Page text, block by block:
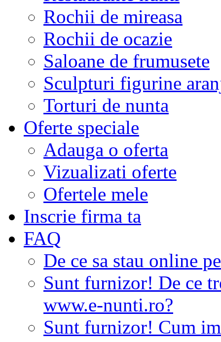
Rochii de mireasa
Rochii de ocazie
Saloane de frumusete
Sculpturi figurine
Torturi de nunta
Oferte speciale
Adauga o oferta
Vizualizati oferte
Ofertele mele
Inscrie firma ta
FAQ
De ce sa stau online
Sunt furnizor! De ce
www.e-nunti.ro?
Sunt furnizor! Cum